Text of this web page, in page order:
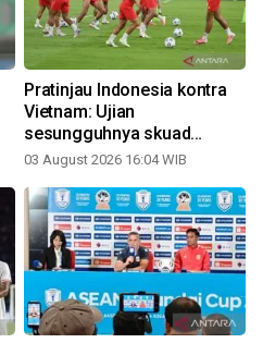
Pratinjau Indonesia kontra
Vietnam: Ujian
sesungguhnya skuad
Garuda
03 August 2026 16:04 WIB